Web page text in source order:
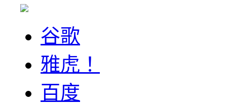
谷歌
雅虎！
百度